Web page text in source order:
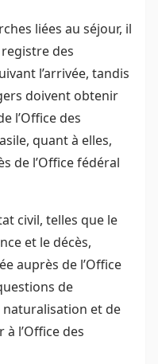
liées au séjour, il
des
l’arrivée, tandis
doivent obtenir
l’Office des
quant à elles,
de l’Office fédéral
civil, telles que le
et le décès,
auprès de l’Office
de
naturalisation et de
l’Office des